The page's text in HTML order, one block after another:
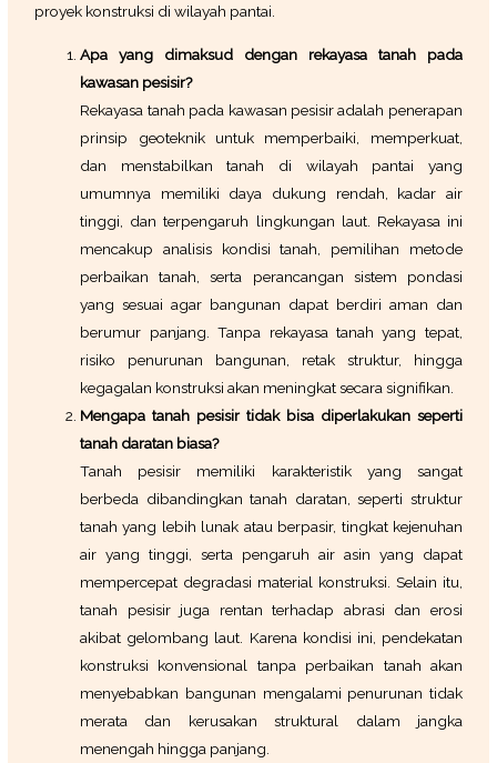
proyek konstruksi di wilayah pantai.
Apa yang dimaksud dengan rekayasa tanah pada
kawasan pesisir?
Rekayasa tanah pada kawasan pesisir adalah penerapan
prinsip geoteknik untuk memperbaiki, memperkuat,
dan menstabilkan tanah di wilayah pantai yang
umumnya memiliki daya dukung rendah, kadar air
tinggi, dan terpengaruh lingkungan laut. Rekayasa ini
mencakup analisis kondisi tanah, pemilihan metode
perbaikan tanah, serta perancangan sistem pondasi
yang sesuai agar bangunan dapat berdiri aman dan
berumur panjang. Tanpa rekayasa tanah yang tepat,
risiko penurunan bangunan, retak struktur, hingga
kegagalan konstruksi akan meningkat secara signifikan.
Mengapa tanah pesisir tidak bisa diperlakukan seperti
tanah daratan biasa?
Tanah pesisir memiliki karakteristik yang sangat
berbeda dibandingkan tanah daratan, seperti struktur
tanah yang lebih lunak atau berpasir, tingkat kejenuhan
air yang tinggi, serta pengaruh air asin yang dapat
mempercepat degradasi material konstruksi. Selain itu,
tanah pesisir juga rentan terhadap abrasi dan erosi
akibat gelombang laut. Karena kondisi ini, pendekatan
konstruksi konvensional tanpa perbaikan tanah akan
menyebabkan bangunan mengalami penurunan tidak
merata dan kerusakan struktural dalam jangka
menengah hingga panjang.